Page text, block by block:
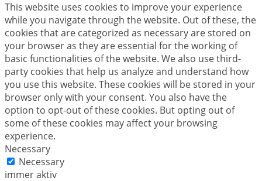
This website uses cookies to improve your experience
while you navigate through the website. Out of these, the
cookies that are categorized as necessary are stored on
your browser as they are essential for the working of
basic functionalities of the website. We also use third-
party cookies that help us analyze and understand how
you use this website. These cookies will be stored in your
browser only with your consent. You also have the
option to opt-out of these cookies. But opting out of
some of these cookies may affect your browsing
experience.
Necessary
Necessary
immer aktiv